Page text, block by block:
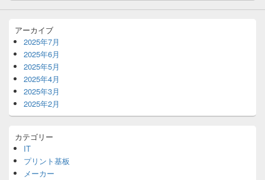
アーカイブ
2025年7月
2025年6月
2025年5月
2025年4月
2025年3月
2025年2月
カテゴリー
IT
プリント基板
メーカー